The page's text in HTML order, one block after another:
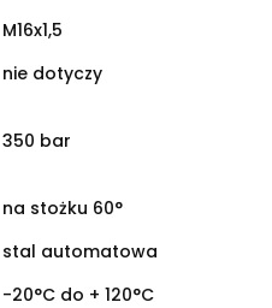
M16x1,5
nie dotyczy
350 bar
na stożku 60°
stal automatowa
-20°C do + 120°C